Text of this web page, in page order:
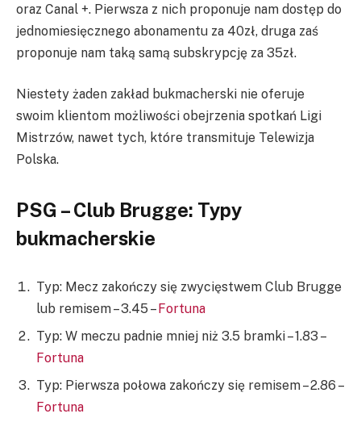
oraz Canal +. Pierwsza z nich proponuje nam dostęp do
jednomiesięcznego abonamentu za 40zł, druga zaś
proponuje nam taką samą subskrypcję za 35zł.
Niestety żaden zakład bukmacherski nie oferuje
swoim klientom możliwości obejrzenia spotkań Ligi
Mistrzów, nawet tych, które transmituje Telewizja
Polska.
PSG – Club Brugge: Typy
bukmacherskie
Typ: Mecz zakończy się zwycięstwem Club Brugge
lub remisem – 3.45 –Fortuna
Typ: W meczu padnie mniej niż 3.5 bramki – 1.83 –
Fortuna
Typ: Pierwsza połowa zakończy się remisem – 2.86 –
Fortuna